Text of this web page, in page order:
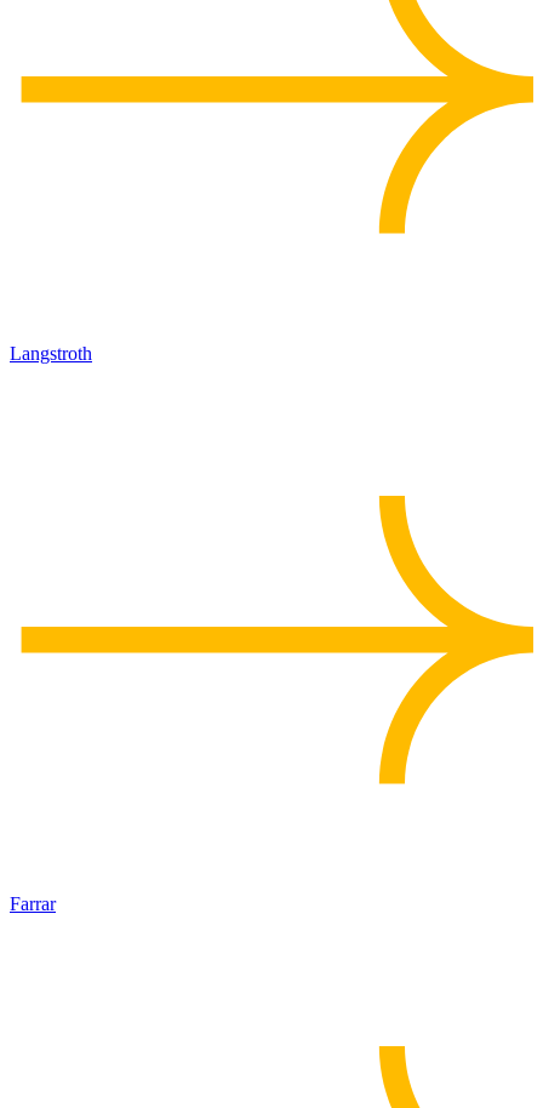
Langstroth
Farrar